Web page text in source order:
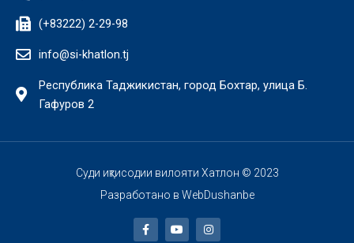
(+83222) 2-29-98
info@si-khatlon.tj
Республика Таджикистан, город Бохтар, улица Б.
Гафуров 2
Суди иқтисодии вилояти Хатлон © 2023
Разработано в WebDushanbe
F
a
Y
o
I
n